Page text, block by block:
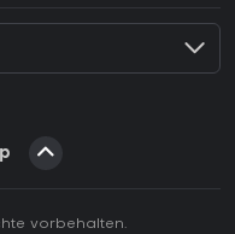
vorbehalten.